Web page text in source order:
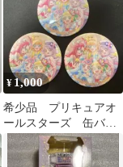
¥ 1,000
希少品 プリキュアオ
ールスターズ 缶バッ
ジ 3個 トロピカルル
ージュ！プリキュア